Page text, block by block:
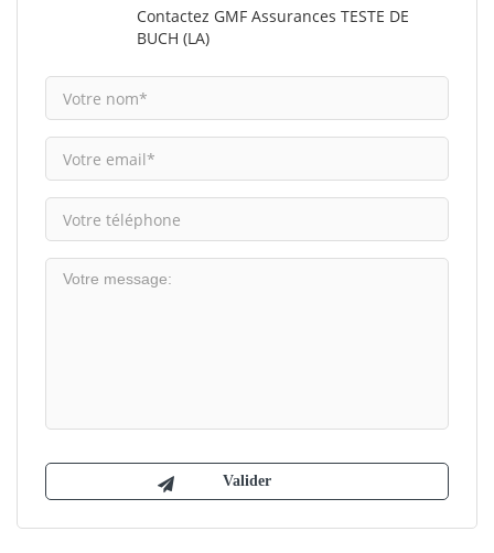
Contactez GMF Assurances TESTE DE
BUCH (LA)